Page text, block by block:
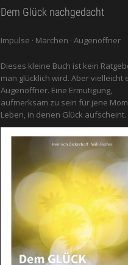
Dem Glück nachgedacht
Impulse · Märchen · Augenöffner
Dieses kleine Buch ist kein
man glücklich wird. Aber vielleicht
Augenöffner. Eine Ermutigung,
aufmerksam zu sein für jene
Leben, in denen Glück aufscheint.